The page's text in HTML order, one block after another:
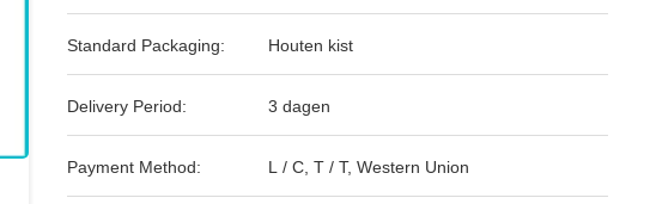
Standard Packaging: Houten kist
Delivery Period: 3 dagen
Payment Method: L / C, T / T, Western Union